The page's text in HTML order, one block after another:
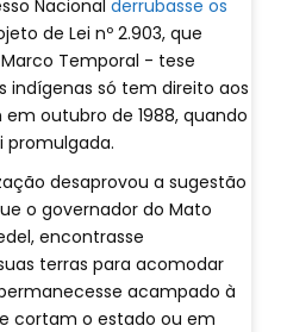
Nacional derrubasse os
de Lei nº 2.903, que
Temporal - tese
indígenas só tem direito aos
outubro de 1988, quando
promulgada.
desaprovou a sugestão
o governador do Mato
encontrasse
terras para acomodar
acampado à
cortam o estado ou em